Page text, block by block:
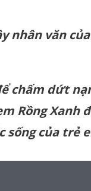
văn
chấm dứt
Rồng
của trẻ